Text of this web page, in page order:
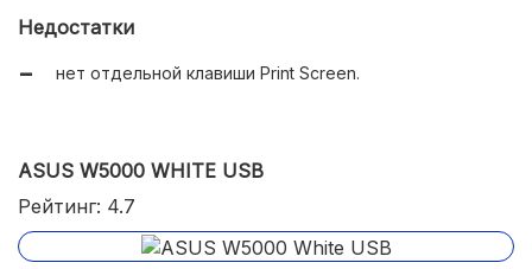
чёткий ход клавиш с ножничным механизмом;
надёжность и безотказность;
Недостатки
нет отдельной клавиши Print Screen.
ASUS W5000 WHITE USB
Рейтинг: 4.7